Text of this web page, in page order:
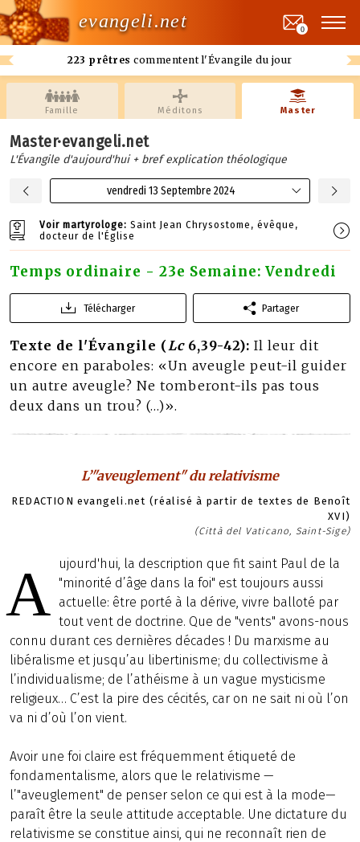
evangeli.net
223 prêtres commentent l'Évangile du jour
0
Famille Méditons Master
Master·evangeli.net
L'Évangile d'aujourd'hui + bref explication théologique
vendredi 13 Septembre 2024
Voir martyrologe: Saint Jean Chrysostome, évêque,
docteur de l'Église
Temps ordinaire - 23e Semaine: Vendredi
Télécharger Partager
Texte de l'Évangile (Lc6,39-42): Il leur dit
encore en paraboles: «Un aveugle peut-il guider
un autre aveugle? Ne tomberont-ils pas tous
deux dans un trou? (…)».
L’"aveuglement" du relativisme
REDACTION evangeli.net (réalisé à partir de textes de Benoît
XVI)
(Città del Vaticano, Saint-Sige)
A
ujourd'hui, la description que fit saint Paul de la
"minorité d’âge dans la foi" est toujours aussi
actuelle: être porté à la dérive, vivre balloté par
tout vent de doctrine. Que de "vents" avons-nous
connu durant ces dernières décades ! Du marxisme au
libéralisme et jusqu’au libertinisme; du collectivisme à
l’individualisme; de l’athéisme à un vague mysticisme
religieux… C’est la pire des cécités, car on ne sait ni où l’on
va ni d’où l’on vient.
Avoir une foi claire est fréquemment étiqueté de
fondamentalisme, alors que le relativisme —
l’"aveuglement" de penser selon ce qui est à la mode—
paraît être la seule attitude acceptable. Une dictature du
relativisme se constitue ainsi, qui ne reconnaît rien de